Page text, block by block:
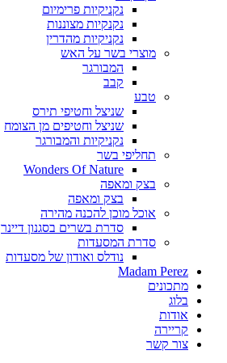
נקניקיות פרימיום
נקנקיות מצוננות
נקניקיות מהדרין
מוצרי בשר על האש
המבורגר
קבב
טבע
שניצל וחטיפי תירס
שניצל וחטיפים מן הצומח
נקניקיות והמבורגר
תחליפי בשר
Wonders Of Nature
בצק ומאפה
בצק ומאפה
אוכל מוכן להכנה מהירה
סדרת בשרים בסגנון דיינר
סדרת המסעדות
נודלס ואודון של מסעדות
Madam Perez
מתכונים
בלוג
אודות
קריירה
צור קשר